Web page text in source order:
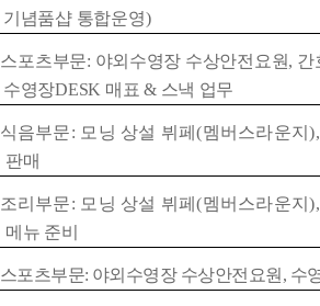
기념품샵 통합운영)
스포츠부문: 야외수영장 수상안전요원, 간
수영장DESK 매표& 스낵 업무
식음부문: 모닝 상설 뷔페(멤버스라운지
판매
조리부문: 모닝 상설 뷔페(멤버스라운지
메뉴 준비
스포츠부문: 야외수영장 수상안전요원 , 수